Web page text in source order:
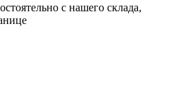
с нашего склада,